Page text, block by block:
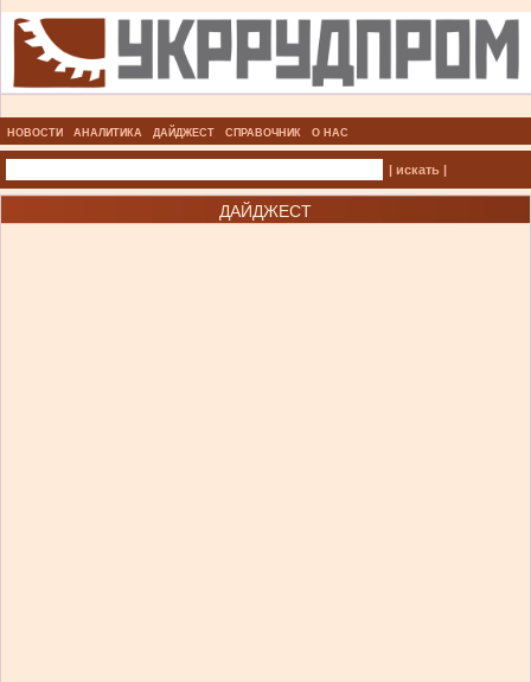
НОВОСТИ АНАЛИТИКА ДАЙДЖЕСТ СПРАВОЧНИК О НАС
| искать |
ДАЙДЖЕСТ